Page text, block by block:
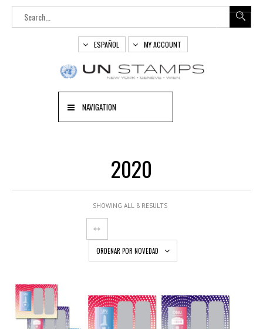
ESPAÑOL MY ACCOUNT
NAVIGATION
2020
SHOWING ALL 8 RESULTS
ORDENAR POR NOVEDAD